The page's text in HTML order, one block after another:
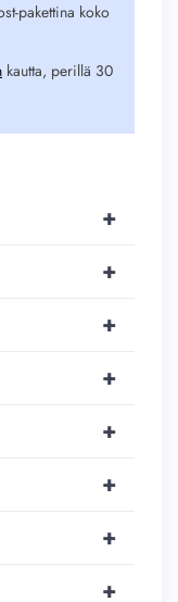
pakettina koko
kautta, perillä 30
+
+
+
+
+
+
+
+